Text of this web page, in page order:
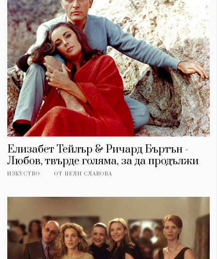
Елизабет Тейлър & Ричард Бъртън -
Любов, твърде голяма, за да продължи
ИЗКУСТВО ОТ НЕЛИ СЛАВОВА
Подкасти
Мода
Dialogue
Изкуство
ползване
За нас
Реклама
Политика за